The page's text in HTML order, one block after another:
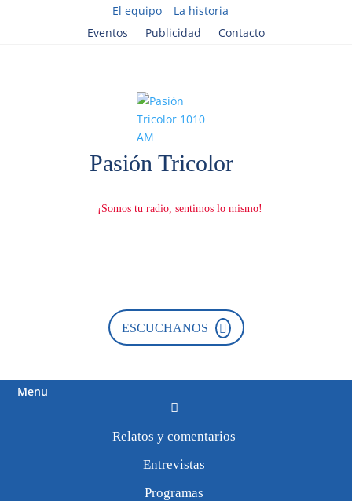
El equipo
La historia
Eventos
Publicidad Contacto
ESCUCHANOS
Menu
Relatos y comentarios
Entrevistas
Programas
«Los que vengan serán
bienvenidos, el plantel